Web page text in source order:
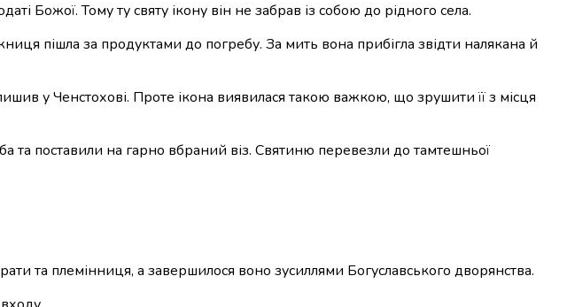
Божої. Тому ту святу ікону він не забрав із собою до рідного села.
пішла за продуктами до погребу. За мить вона прибігла звідти налякана й
у Ченстохові. Проте ікона виявилася такою важкою, що зрушити її з місця
та поставили на гарно вбраний віз. Святиню перевезли до тамтешньої
та племінниця, а завершилося воно зусиллями Богуславського дворянства.